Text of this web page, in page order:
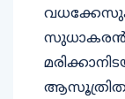
സുധാകരൻ